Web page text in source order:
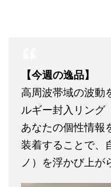
【今週の逸品】
高周波帯域の波動
ルギー封入リング
あなたの個性情報
装着することで、
ノ）を浮かび上が